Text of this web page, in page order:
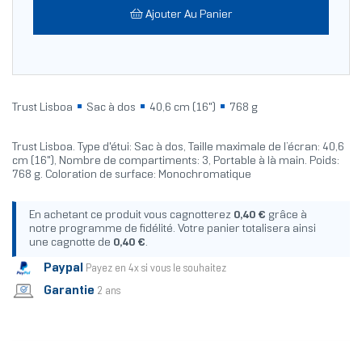
Ajouter Au Panier
Trust Lisboa Sac à dos 40,6 cm (16") 768 g
Trust Lisboa. Type d'étui: Sac à dos, Taille maximale de l’écran: 40,6
cm (16"), Nombre de compartiments: 3, Portable à là main. Poids:
768 g. Coloration de surface: Monochromatique
En achetant ce produit vous cagnotterez 0,40 € grâce à
notre programme de fidélité. Votre panier totalisera ainsi
une cagnotte de 0,40 €.
Paypal Payez en 4x si vous le souhaitez
Garantie 2 ans